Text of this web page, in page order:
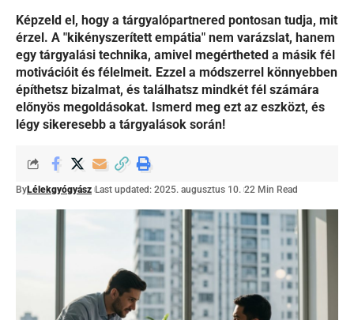
Képzeld el, hogy a tárgyalópartnered pontosan tudja, mit
érzel. A "kikényszerített empátia" nem varázslat, hanem
egy tárgyalási technika, amivel megértheted a másik fél
motivációit és félelmeit. Ezzel a módszerrel könnyebben
építhetsz bizalmat, és találhatsz mindkét fél számára
előnyös megoldásokat. Ismerd meg ezt az eszközt, és
légy sikeresebb a tárgyalások során!
ByLélekgyógyász Last updated: 2025. augusztus 10. 22 Min Read